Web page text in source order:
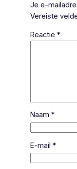
Je e-
Vereiste
Reactie *
Naam *
E-mail *